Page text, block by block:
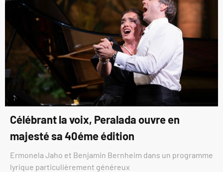
Célébrant la voix, Peralada ouvre en
majesté sa 40éme édition
Ermonela Jaho et Benjamin Bernheim dans un programme
lyrique particulièrement généreux